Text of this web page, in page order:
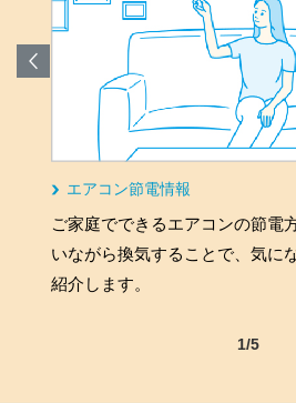
エアコン節電情報
ご家庭でできるエアコンの節電
いながら換気することで、気に
紹介します。
1/5